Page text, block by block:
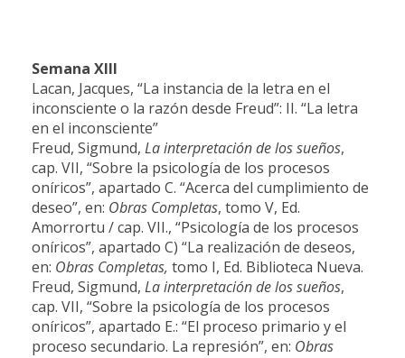
Semana XIII
Lacan, Jacques, “La instancia de la letra en el
inconsciente o la razón desde Freud”: II. “La letra
en el inconsciente”
Freud, Sigmund, La interpretación de los sueños,
cap. VII, “Sobre la psicología de los procesos
oníricos”, apartado C. “Acerca del cumplimiento de
deseo”, en: Obras Completas, tomo V, Ed.
Amorrortu / cap. VII., “Psicología de los procesos
oníricos”, apartado C) “La realización de deseos,
en: Obras Completas, tomo I, Ed. Biblioteca Nueva.
Freud, Sigmund, La interpretación de los sueños,
cap. VII, “Sobre la psicología de los procesos
oníricos”, apartado E.: “El proceso primario y el
proceso secundario. La represión”, en: Obras